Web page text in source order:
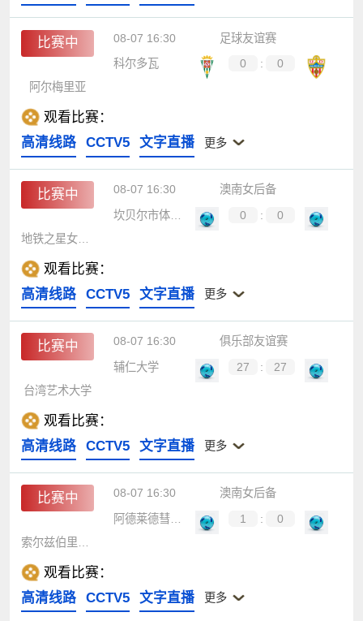
比赛中 08-07 16:30
足球友谊赛
科尔多瓦
0 :
0
阿尔梅里亚
观看比赛：
高清线路
CCTV5 文字直播 更多
比赛中 08-07 16:30
澳南女后备
坎贝尔市体育馆女足后备队
0 :
0
观看比赛：
高清线路
CCTV5 文字直播 更多
比赛中 08-07 16:30
俱乐部友谊赛
辅仁大学
27 :
27
台湾艺术大学
观看比赛：
高清线路
CCTV5 文字直播 更多
比赛中 08-07 16:30
澳南女后备
阿德莱德彗星女足后备
1 :
0
观看比赛：
高清线路
CCTV5 文字直播 更多